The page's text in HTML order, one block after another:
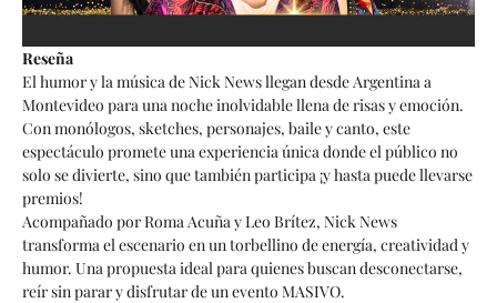
Reseña
El humor y la música de Nick News llegan desde Argentina a
Montevideo para una noche inolvidable llena de risas y emoción.
Con monólogos, sketches, personajes, baile y canto, este
espectáculo promete una experiencia única donde el público no
solo se divierte, sino que también participa ¡y hasta puede llevarse
premios!
Acompañado por Roma Acuña y Leo Brítez, Nick News
transforma el escenario en un torbellino de energía, creatividad y
humor. Una propuesta ideal para quienes buscan desconectarse,
reír sin parar y disfrutar de un evento MASIVO.